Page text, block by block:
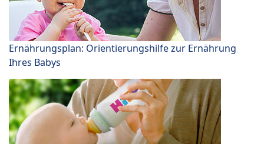
Ernährungsplan: Orientierungshilfe zur Ernährung
Ihres Babys